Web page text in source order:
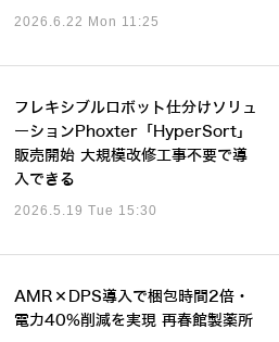
2026.6.22 Mon 11:25
フレキシブルロボット仕分けソリュ
ーションPhoxter「HyperSort」
販売開始 大規模改修工事不要で導
入できる
2026.5.19 Tue 15:30
AMR×DPS導入で梱包時間2倍・
電力40%削減を実現 再春館製薬所